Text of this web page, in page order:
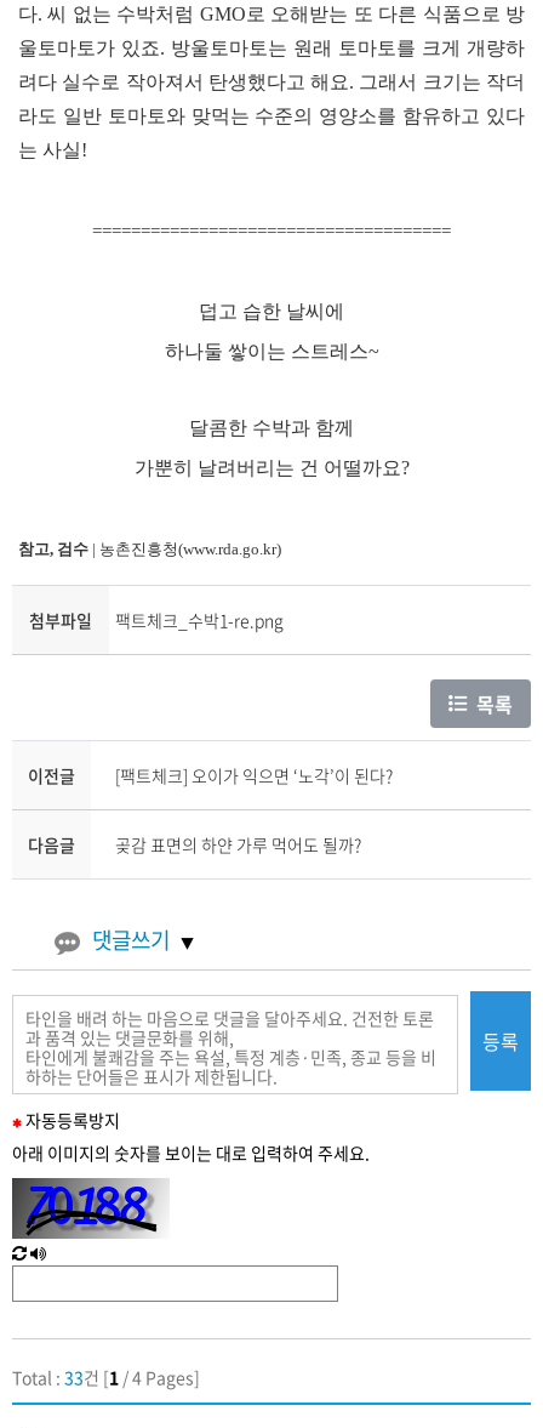
다.씨 없는 수박처럼 GMO 로 오해받는 또 다른 식품으로 방
울토마토가 있죠. 방울토마토는 원래 토마토를 크게 개량하
려다 실수로 작아져서 탄생했다고 해요. 그래서 크기는 작더
라도 일반 토마토와 맞먹는 수준의 영양소를 함유하고 있다
는 사실!
=====================================
덥고 습한 날씨에
하나둘 쌓이는 스트레스~
달콤한 수박과 함께
가뿐히 날려버리는 건 어떨까요?
참고, 검수 | 농촌진흥청(www.rda.go.kr)
첨부파일 팩트체크_수박1-re.png
목록
이전글 [팩트체크] 오이가 익으면 ‘노각’이 된다?
다음글 곶감 표면의 하얀 가루 먹어도 될까?
댓글쓰기
필
수
력
자동등록방지
아래 이미지의 숫자를 보이는 대로 입력하여 주세요.
새
로
침
한
글
성
등록
Total : 33건 [1 / 4 Pages]